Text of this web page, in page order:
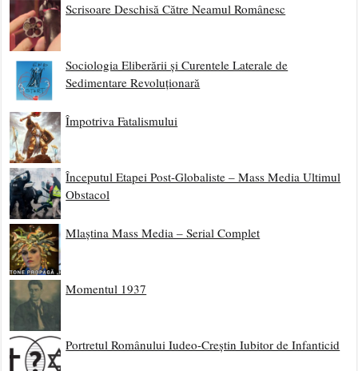
Scrisoare Deschisă Către Neamul Românesc
Sociologia Eliberării și Curentele Laterale de
Sedimentare Revoluționară
Împotriva Fatalismului
Începutul Etapei Post-Globaliste – Mass Media Ultimul
Obstacol
Mlaștina Mass Media – Serial Complet
Momentul 1937
Portretul Românului Iudeo-Creștin Iubitor de Infanticid